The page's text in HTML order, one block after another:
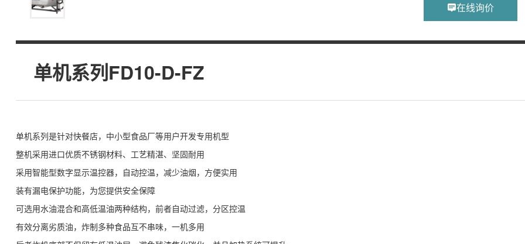
在线询价
单机系列FD10-D-FZ
单机系列是针对快餐店，中小型食品厂等用户开发专用机型
整机采用进口优质不锈钢材料、工艺精湛、坚固耐用
采用智能型数字显示温控器，自动控温，减少油烟，方便实用
装有漏电保护功能，为您提供安全保障
可选用水油混合和高低温油两种结构，前者自动过滤，分区控温
有效分离劣质油，炸制多种食品互不串味，一机多用